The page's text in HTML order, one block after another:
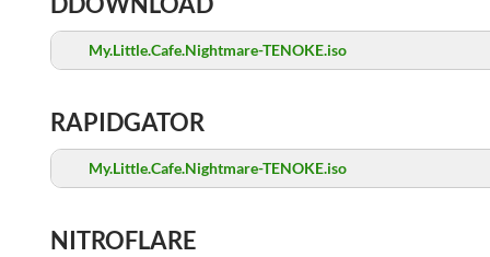
My.Little.Cafe.Nightmare-TENOKE.iso
RAPIDGATOR
My.Little.Cafe.Nightmare-TENOKE.iso
NITROFLARE